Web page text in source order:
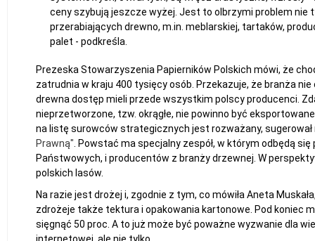
ceny szybują jeszcze wyżej. Jest to olbrzymi problem nie
przerabiających drewno, m.in. meblarskiej, tartaków,
palet - podkreśla.
Prezeska Stowarzyszenia Papierników Polskich mówi, że
zatrudnia w kraju 400 tysięcy osób. Przekazuje, że branża
drewna dostęp mieli przede wszystkim polscy producenci.
nieprzetworzone, tzw. okrągłe, nie powinno być
na listę surowców strategicznych jest rozważany,
Prawną". Powstać ma specjalny zespół, w którym odbędą
Państwowych, i producentów z branży drzewnej. W
polskich lasów.
Na razie jest drożej i, zgodnie z tym, co mówiła Aneta
zdrożeje także tektura i opakowania kartonowe. Pod koniec
sięgnąć 50 proc. A to już może być poważne wyzwanie dla